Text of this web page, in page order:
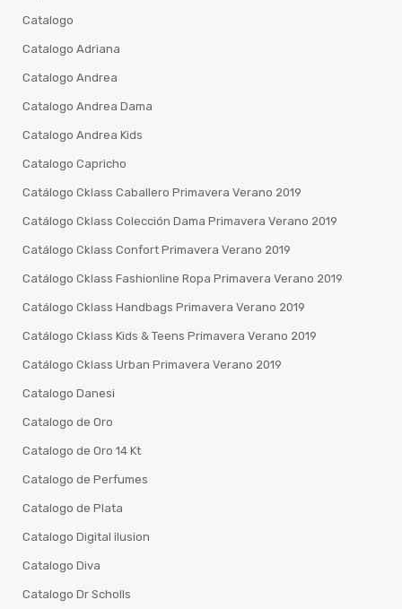
Catalogo
Catalogo Adriana
Catalogo Andrea
Catalogo Andrea Dama
Catalogo Andrea Kids
Catalogo Capricho
Catálogo Cklass Caballero Primavera Verano 2019
Catálogo Cklass Colección Dama Primavera Verano 2019
Catálogo Cklass Confort Primavera Verano 2019
Catálogo Cklass Fashionline Ropa Primavera Verano 2019
Catálogo Cklass Handbags Primavera Verano 2019
Catálogo Cklass Kids & Teens Primavera Verano 2019
Catálogo Cklass Urban Primavera Verano 2019
Catalogo Danesi
Catalogo de Oro
Catalogo de Oro 14 Kt
Catalogo de Perfumes
Catalogo de Plata
Catalogo Digital ilusion
Catalogo Diva
Catalogo Dr Scholls